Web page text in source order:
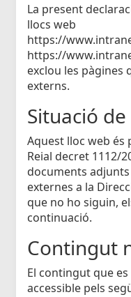
La present
llocs web
https://
https://
exclou les pàgines
externs.
Situació
Aquest lloc web
Reial decret 1112/
documents
externes a la
que no ho siguin,
continuació.
Contingut
El contingut que
accessible pels